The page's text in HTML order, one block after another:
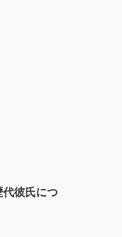
代彼氏につ